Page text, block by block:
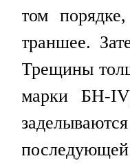
том
траншее.
Трещины
марки БН-IV